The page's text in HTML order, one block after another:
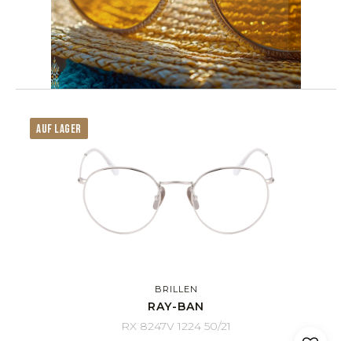
AUF LAGER
BRILLEN
RAY-BAN
RX 8247V 1224 50/21